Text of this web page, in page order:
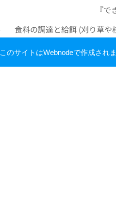
『
食料の調達と給餌 (刈り草
健康管理 (獣医師による定期
このサイトはWebnodeで作成され